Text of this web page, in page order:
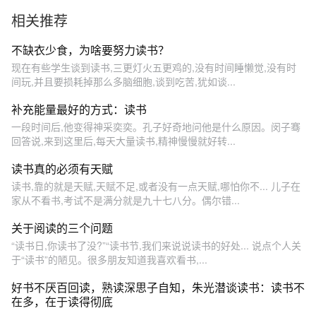
髓？ 📜根源在这3个认知误
区： ❶用西方思维硬解东方
智慧（错把《论语》当鸡
汤） ❷没四书五经打底就读
经典（地基不稳盖危楼） ❸
把国学当知识学而非修行
（错过真正的开悟密码） #国
学文化 #道家文化 #悟人生之
道 #读书分享 #冥想 破解之
道在千年经典暗线里！
相关推荐
不缺衣少食，为啥要努力读书？
现在有些学生谈到读书,三更灯火五更鸡的,没有时间睡懒觉,没有时
间玩,并且要损耗掉那么多脑细胞,谈到吃苦,犹如谈...
补充能量最好的方式：读书
一段时间后,他变得神采奕奕。孔子好奇地问他是什么原因。闵子骞
回答说,来到这里后,每天大量读书,精神慢慢就好转...
读书真的必须有天赋
读书,靠的就是天赋,天赋不足,或者没有一点天赋,哪怕你不... 儿子在
家从不看书,考试不是满分就是九十七八分。偶尔错...
关于阅读的三个问题
“读书日,你读书了没?”“读书节,我们来说说读书的好处... 说点个人关
于“读书”的陋见。很多朋友知道我喜欢看书,...
好书不厌百回读，熟读深思子自知，朱光潜谈读书：读书不
在多，在于读得彻底